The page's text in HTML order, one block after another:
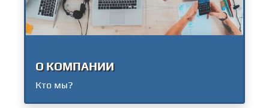
О КОМПАНИИ
Кто мы?